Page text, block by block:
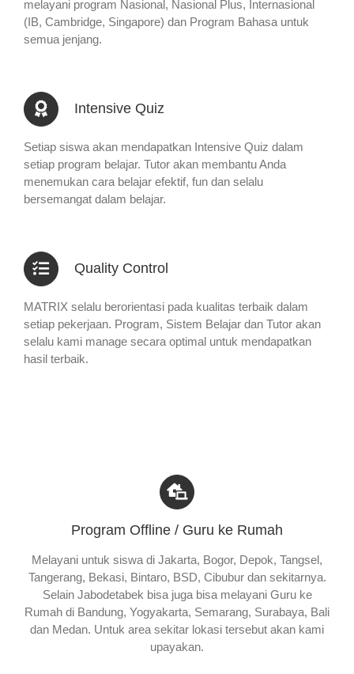
melayani program Nasional, Nasional Plus, Internasional
(IB, Cambridge, Singapore) dan Program Bahasa untuk
semua jenjang.
Intensive Quiz
Setiap siswa akan mendapatkan Intensive Quiz dalam
setiap program belajar. Tutor akan membantu Anda
menemukan cara belajar efektif, fun dan selalu
bersemangat dalam belajar.
Quality Control
MATRIX selalu berorientasi pada kualitas terbaik dalam
setiap pekerjaan. Program, Sistem Belajar dan Tutor akan
selalu kami manage secara optimal untuk mendapatkan
hasil terbaik.
Program Offline / Guru ke Rumah
Melayani untuk siswa di Jakarta, Bogor, Depok, Tangsel,
Tangerang, Bekasi, Bintaro, BSD, Cibubur dan sekitarnya.
Selain Jabodetabek bisa juga bisa melayani Guru ke
Rumah di Bandung, Yogyakarta, Semarang, Surabaya, Bali
dan Medan. Untuk area sekitar lokasi tersebut akan kami
upayakan.